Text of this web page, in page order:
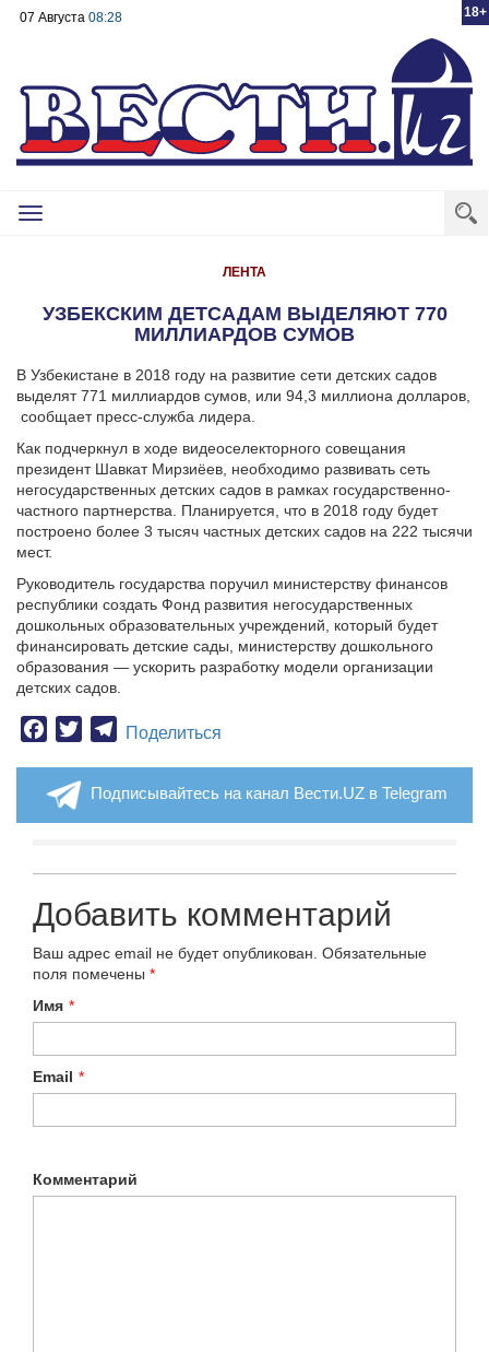
18+
07 Августа 08:28
Toggle
ЛЕНТА
УЗБЕКСКИМ ДЕТСАДАМ ВЫДЕЛЯЮТ 770
МИЛЛИАРДОВ СУМОВ
В Узбекистане в 2018 году на развитие сети детских садов
выделят 771 миллиардов сумов, или 94,3 миллиона долларов,
сообщает пресс-служба лидера.
Как подчеркнул в ходе видеоселекторного совещания
президент Шавкат Мирзиёев, необходимо развивать сеть
негосударственных детских садов в рамках государственно-
частного партнерства. Планируется, что в 2018 году будет
построено более 3 тысяч частных детских садов на 222 тысячи
мест.
Руководитель государства поручил министерству финансов
республики создать Фонд развития негосударственных
дошкольных образовательных учреждений, который будет
финансировать детские сады, министерству дошкольного
образования — ускорить разработку модели организации
детских садов.
Facebook
TwitterTelegram
Поделиться
Подписывайтесь на канал Вести.UZ в Telegram
Добавить комментарий
Ваш адрес email не будет опубликован. Обязательные
поля помечены *
Имя *
Email *
Комментарий